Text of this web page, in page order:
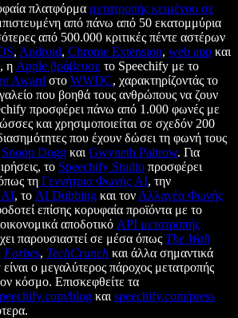
πλατφόρμα μετατροπής κειμένου σε
από πάνω από 50 εκατομμύρια
από 500.000 κριτικές πέντε αστέρων
, Android, Chrome Extension, web app και
η Apple βράβευσε το Speechify με το
Award στο WWDC, χαρακτηρίζοντάς το
που βοηθά τους ανθρώπους να ζουν
προσφέρει πάνω από 1.000 φωνές με
και χρησιμοποιείται σε σχεδόν 200
που έχουν δώσει τη φωνή τους
Snoop Dogg και Gwyneth Paltrow. Για
το Speechify Studio προσφέρει
τη Γεννήτρια Φωνής AI, την
AI, το AI Dubbing και τον Αλλαγέα Φωνής
επίσης κορυφαία προϊόντα με το
αποδοτικό API μετατροπής
παρουσιαστεί σε μέσα όπως The Wall
Forbes, TechCrunch και άλλα σημαντικά
ο μεγαλύτερος πάροχος μετατροπής
κόσμο. Επισκεφθείτε τα
blog και speechify.com/press